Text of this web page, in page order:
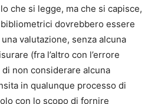
che si legge, ma che si capisce,
dovrebbero essere
valutazione, senza alcuna
(fra l’altro con l’errore
non considerare alcuna
in qualunque processo di
con lo scopo di fornire